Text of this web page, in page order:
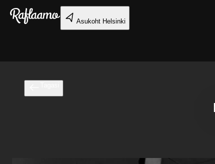
Liigu peamise sisu juurde
Asukoht Helsinki